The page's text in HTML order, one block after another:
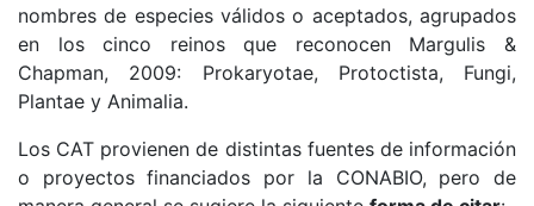
nombres de especies válidos o aceptados, agrupados
en los cinco reinos que reconocen Margulis &
Chapman, 2009: Prokaryotae, Protoctista, Fungi,
Plantae y Animalia.
Los CAT provienen de distintas fuentes de información
o proyectos financiados por la CONABIO, pero de